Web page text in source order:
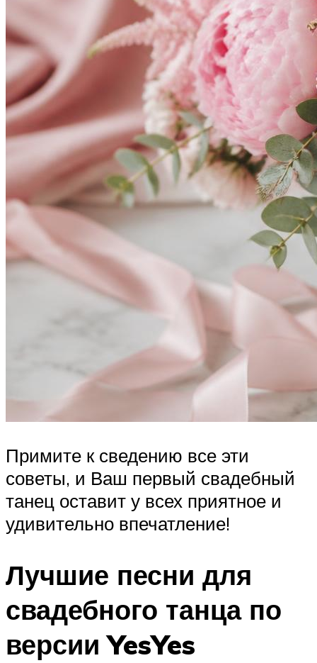
Примите к сведению все эти
советы, и Ваш первый свадебный
танец оставит у всех приятное и
удивительно впечатление!
Лучшие песни для
свадебного танца по
версии YesYes